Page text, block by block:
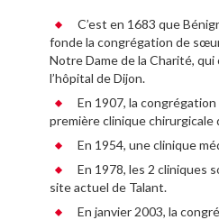
C’est en 1683 que
fonde la congrégation de
Notre Dame de la Charité,
l’hôpital de Dijon.
En 1907, la
première clinique chirurgicale
En 1954, une clinique
En 1978, les 2 cliniques
site actuel de Talant.
En janvier 2003, la